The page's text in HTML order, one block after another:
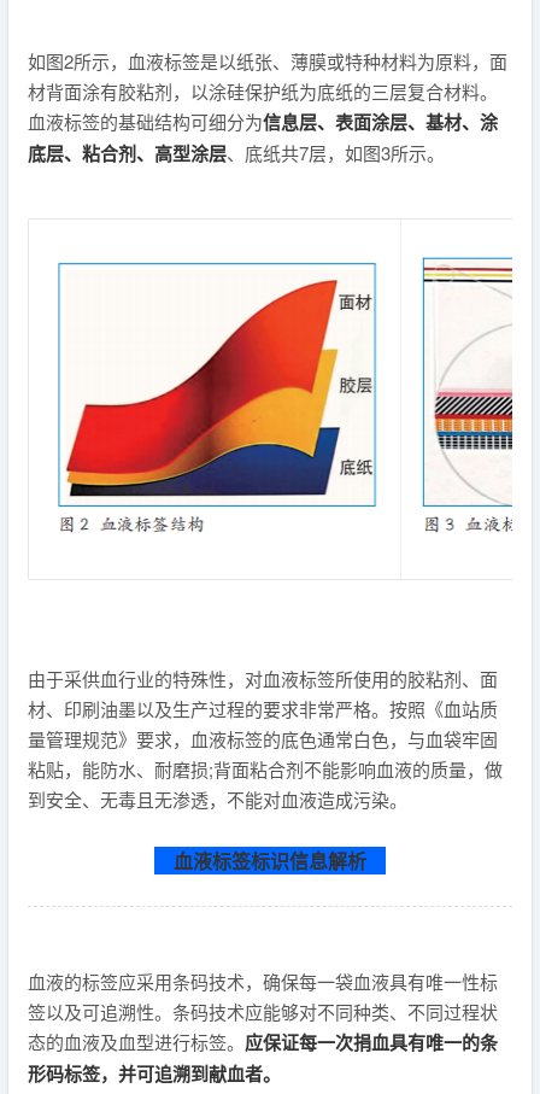
如图2所示，血液标签是以纸张、薄膜或特种材料为原料，面
材背面涂有胶粘剂，以涂硅保护纸为底纸的三层复合材料。
血液标签的基础结构可细分为信息层、表面涂层、基材、涂
底层、粘合剂、高型涂层、底纸共7层，如图3所示。
由于采供血行业的特殊性，对血液标签所使用的胶粘剂、面
材、印刷油墨以及生产过程的要求非常严格。按照《血站质
量管理规范》要求，血液标签的底色通常白色，与血袋牢固
粘贴，能防水、耐磨损;背面粘合剂不能影响血液的质量，做
到安全、无毒且无渗透，不能对血液造成污染。
血液标签标识信息解析
血液的标签应采用条码技术，确保每一袋血液具有唯一性标
签以及可追溯性。条码技术应能够对不同种类、不同过程状
态的血液及血型进行标签。 应保证每一次捐血具有唯一的条
形码标签，并可追溯到献血者。